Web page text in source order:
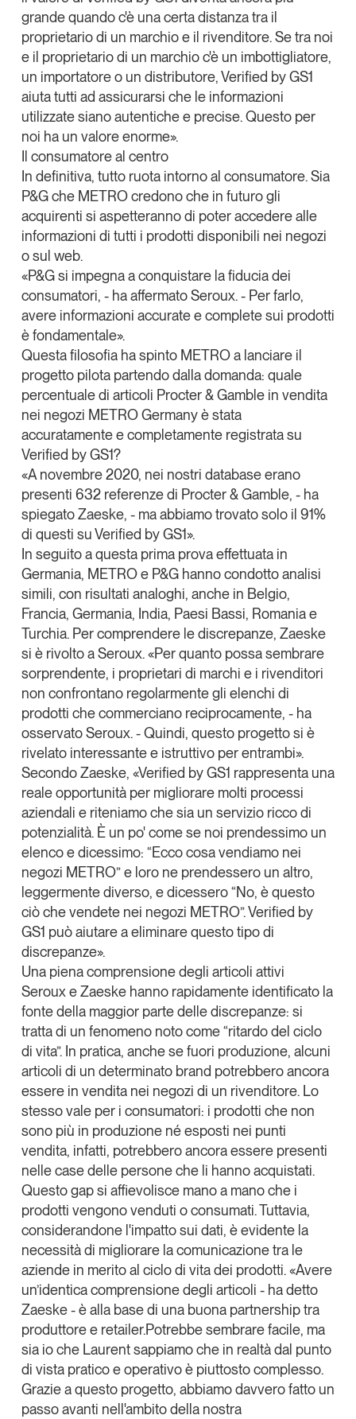
grande quando c'è una certa distanza tra il
proprietario di un marchio e il rivenditore. Se tra noi
e il proprietario di un marchio c'è un imbottigliatore,
un importatore o un distributore, Verified by GS1
aiuta tutti ad assicurarsi che le informazioni
utilizzate siano autentiche e precise. Questo per
noi ha un valore enorme».
Il consumatore al centro
In definitiva, tutto ruota intorno al consumatore. Sia
P&G che METRO credono che in futuro gli
acquirenti si aspetteranno di poter accedere alle
informazioni di tutti i prodotti disponibili nei negozi
o sul web.
«P&G si impegna a conquistare la fiducia dei
consumatori, - ha affermato Seroux. - Per farlo,
avere informazioni accurate e complete sui prodotti
è fondamentale».
Questa filosofia ha spinto METRO a lanciare il
progetto pilota partendo dalla domanda: quale
percentuale di articoli Procter & Gamble in vendita
nei negozi METRO Germany è stata
accuratamente e completamente registrata su
Verified by GS1?
«A novembre 2020, nei nostri database erano
presenti 632 referenze di Procter & Gamble, - ha
spiegato Zaeske, - ma abbiamo trovato solo il 91%
di questi su Verified by GS1».
In seguito a questa prima prova effettuata in
Germania, METRO e P&G hanno condotto analisi
simili, con risultati analoghi, anche in Belgio,
Francia, Germania, India, Paesi Bassi, Romania e
Turchia. Per comprendere le discrepanze, Zaeske
si è rivolto a Seroux. «Per quanto possa sembrare
sorprendente, i proprietari di marchi e i rivenditori
non confrontano regolarmente gli elenchi di
prodotti che commerciano reciprocamente, - ha
osservato Seroux. - Quindi, questo progetto si è
rivelato interessante e istruttivo per entrambi».
Secondo Zaeske, «Verified by GS1 rappresenta una
reale opportunità per migliorare molti processi
aziendali e riteniamo che sia un servizio ricco di
potenzialità. È un po' come se noi prendessimo un
elenco e dicessimo: “Ecco cosa vendiamo nei
negozi METRO” e loro ne prendessero un altro,
leggermente diverso, e dicessero “No, è questo
ciò che vendete nei negozi METRO”. Verified by
GS1 può aiutare a eliminare questo tipo di
discrepanze».
Una piena comprensione degli articoli attivi
Seroux e Zaeske hanno rapidamente identificato la
fonte della maggior parte delle discrepanze: si
tratta di un fenomeno noto come “ritardo del ciclo
di vita”. In pratica, anche se fuori produzione, alcuni
articoli di un determinato brand potrebbero ancora
essere in vendita nei negozi di un rivenditore. Lo
stesso vale per i consumatori: i prodotti che non
sono più in produzione né esposti nei punti
vendita, infatti, potrebbero ancora essere presenti
nelle case delle persone che li hanno acquistati.
Questo gap si affievolisce mano a mano che i
prodotti vengono venduti o consumati.Tuttavia,
considerandone l'impatto sui dati, è evidente la
necessità di migliorare la comunicazione tra le
aziende in merito al ciclo di vita dei prodotti. «Avere
un’identica comprensione degli articoli - ha detto
Zaeske - è alla base di una buona partnership tra
produttore e retailer.Potrebbe sembrare facile, ma
sia io che Laurent sappiamo che in realtà dal punto
di vista pratico e operativo è piuttosto complesso.
Grazie a questo progetto, abbiamo davvero fatto un
passo avanti nell'ambito della nostra